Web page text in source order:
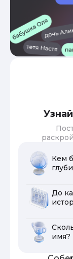
Кем
До
имя?